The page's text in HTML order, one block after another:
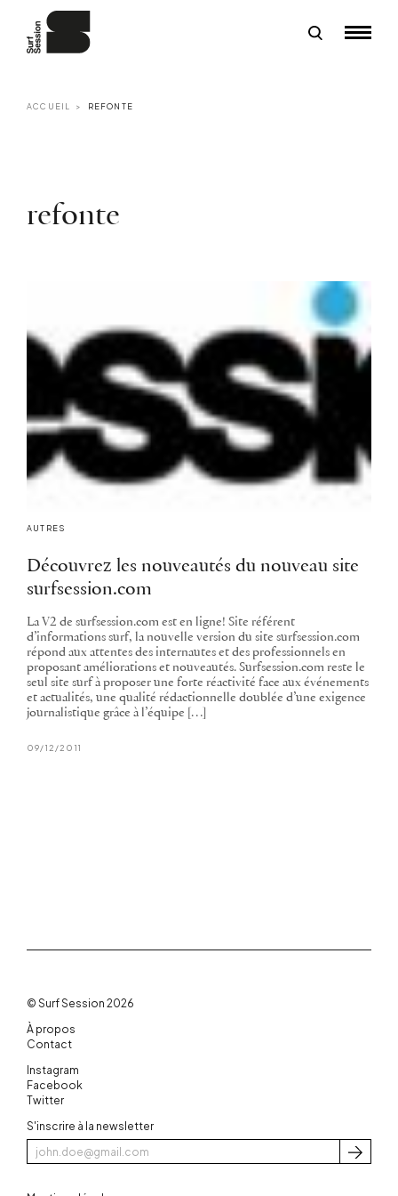
ACCUEIL REFONTE
refonte
AUTRES
Découvrez les nouveautés du nouveau site
surfsession.com
La V2 de surfsession.com est en ligne! Site référent
d’informations surf, la nouvelle version du site surfsession.com
répond aux attentes des internautes et des professionnels en
proposant améliorations et nouveautés. Surfsession.com reste le
seul site surf à proposer une forte réactivité face aux événements
et actualités, une qualité rédactionnelle doublée d’une exigence
journalistique grâce à l’équipe […]
09/12/2011
© Surf Session 2026
À propos
Contact
Instagram
Facebook
Twitter
S'inscrire à la newsletter